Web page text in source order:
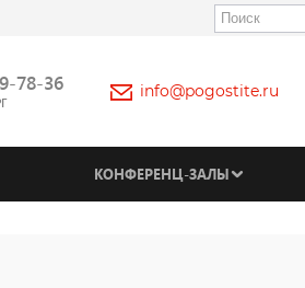
78-36 info@pogostite.ru
КОНФЕРЕНЦ-ЗАЛЫ